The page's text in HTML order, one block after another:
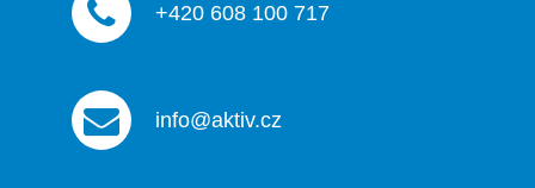
+420 608 100 717
info@aktiv.cz